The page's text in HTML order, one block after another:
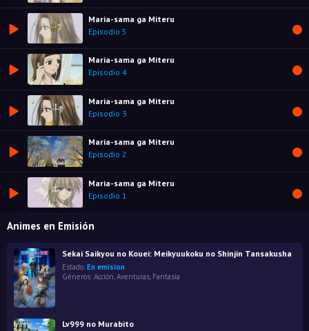
Maria-sama ga Miteru
Episodio 5
Maria-sama ga Miteru
Episodio 4
Maria-sama ga Miteru
Episodio 3
Maria-sama ga Miteru
Episodio 2
Maria-sama ga Miteru
Episodio 1
Animes en Emisión
Sekai Saikyou no Kouei: Meikyuukoku no Shinjin Tansakusha
Estado: En emision
Géneros: Acción,Aventuras, Fantasía
Lv999 no Murabito